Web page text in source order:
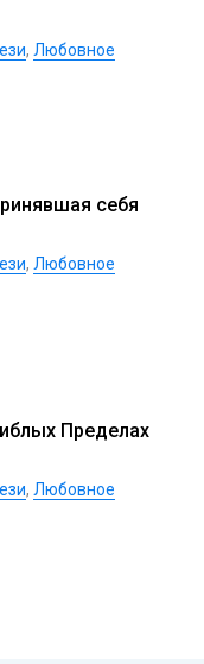
, Любовное
себя
, Любовное
Пределах
, Любовное